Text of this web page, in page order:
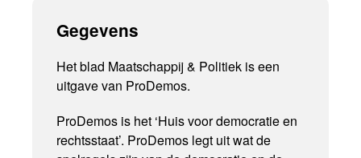
Gegevens
Het blad Maatschappij & Politiek is een
uitgave van ProDemos.
ProDemos is het ‘Huis voor democratie en
rechtsstaat’. ProDemos legt uit wat de